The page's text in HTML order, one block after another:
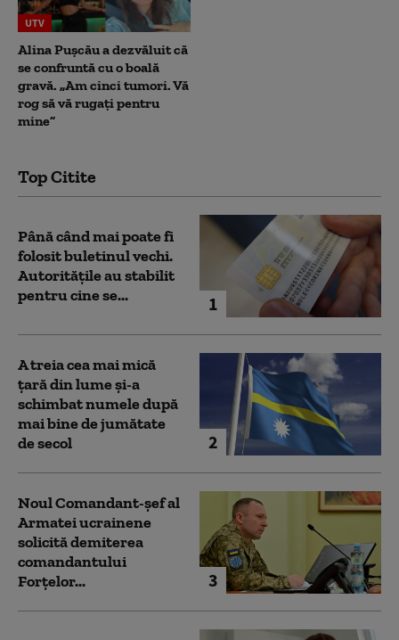
UTV
Alina Pușcău a dezvăluit că
se confruntă cu o boală
gravă. „Am cinci tumori. Vă
rog să vă rugați pentru
mine”
Top Citite
1
Până când mai poate fi
folosit buletinul vechi.
Autoritățile au stabilit
pentru cine se...
2
A treia cea mai mică
țară din lume și-a
schimbat numele după
mai bine de jumătate
de secol
3
Noul Comandant-șef al
Armatei ucrainene
solicită demiterea
comandantului
Forțelor...